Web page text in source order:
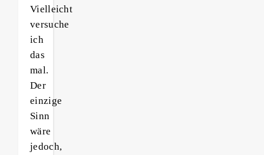
Vielleicht
versuche
ich
das
mal.
Der
einzige
Sinn
wäre
jedoch,